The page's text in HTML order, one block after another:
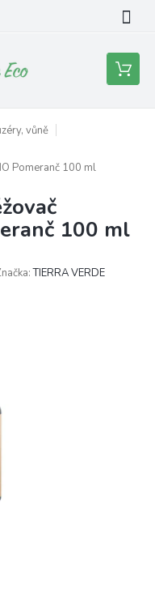
Nákupní
košík
vůně
Pomeranč 100 ml
100 ml
TIERRA VERDE